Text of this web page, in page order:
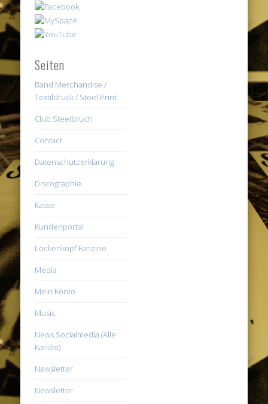
Seiten
Band Merchandise /
Textildruck / Steel Print
Club Steelbruch
Contact
Datenschutzerklärung
Discographie
Kasse
Kundenportal
Lockenkopf Fanzine
Media
Mein Konto
Music
News Socialmedia (Alle
Kanäle)
Newsletter
Newsletter